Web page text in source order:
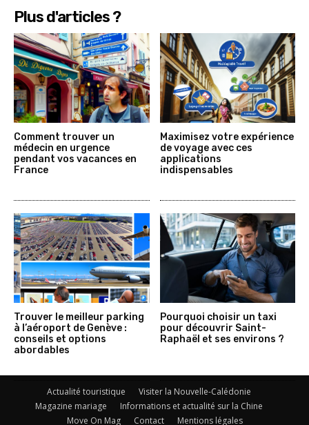
Plus d'articles ?
Comment trouver un
médecin en urgence
pendant vos vacances en
France
Maximisez votre expérience
de voyage avec ces
applications
indispensables
Trouver le meilleur parking
à l’aéroport de Genève :
conseils et options
abordables
Pourquoi choisir un taxi
pour découvrir Saint-
Raphaël et ses environs ?
Actualité touristique
Visiter la Nouvelle-Calédonie
Magazine mariage
Informations et actualité sur la Chine
Move On Mag
Contact Mentions légales